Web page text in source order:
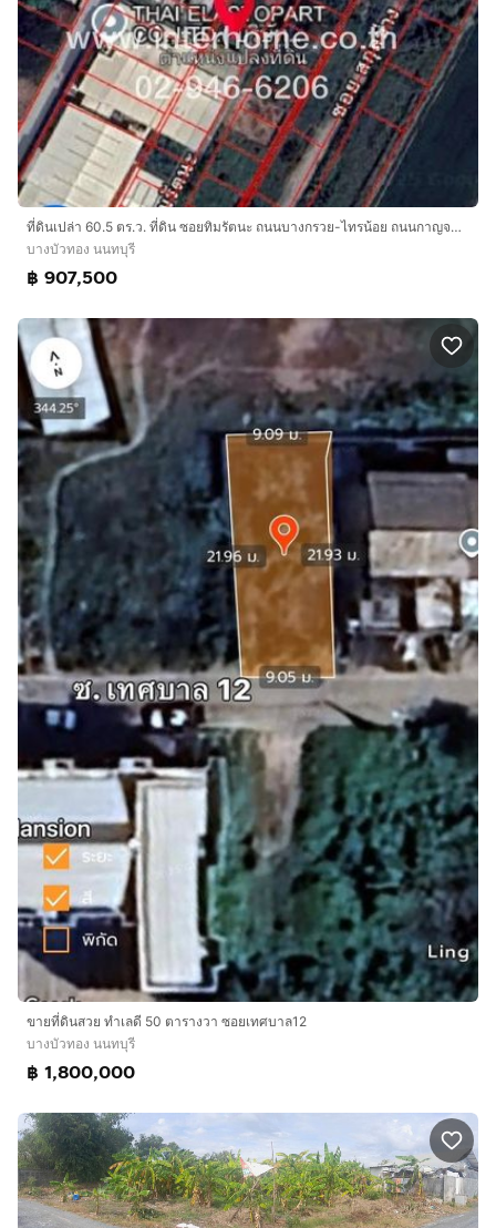
ที่ดินเปล่า 60.5 ตร.ว. ที่ดิน ซอยทิมรัตนะ ถนนบางกรวย-ไทรน้อย ถนนกาญจนาภิเษก บางบัวทอง นนทบุรี
บางบัวทอง นนทบุรี
฿ 907,500
ขายที่ดินสวย ทำเลดี 50 ตารางวา ซอยเทศบาล12
บางบัวทอง นนทบุรี
฿ 1,800,000